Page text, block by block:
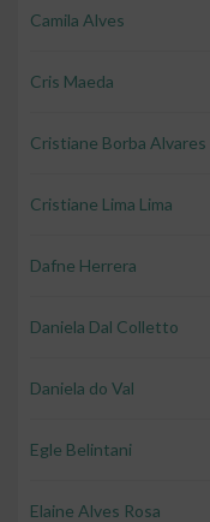
Camila Alves
Cris Maeda
Cristiane Borba Alvares
Cristiane Lima Lima
Dafne Herrera
Daniela Dal Colletto
Daniela do Val
Egle Belintani
Elaine Alves Rosa